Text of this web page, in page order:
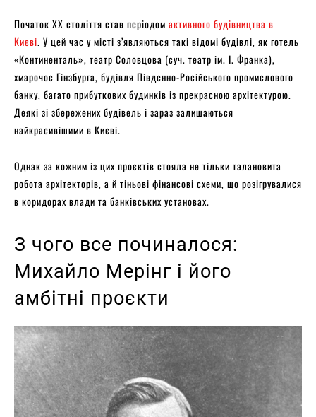
Початок XX століття став періодом активного будівництва в
Києві. У цей час у місті з’являються такі відомі будівлі, як готель
«Континенталь», театр Соловцова (суч. театр ім. І. Франка),
хмарочос Гінзбурга, будівля Південно-Російського промислового
банку, багато прибуткових будинків із прекрасною архітектурою.
Деякі зі збережених будівель і зараз залишаються
найкрасивішими в Києві.
Однак за кожним із цих проєктів стояла не тільки талановита
робота архітекторів, а й тіньові фінансові схеми, що розігрувалися
в коридорах влади та банківських установах.
З чого все починалося:
Михайло Мерінг і його
амбітні проєкти